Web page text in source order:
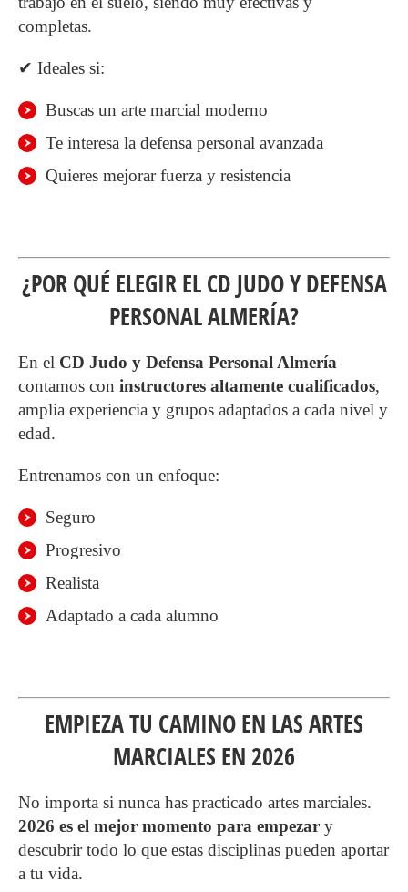
completas.
✔ Ideales si:
Buscas un arte marcial moderno
Te interesa la defensa personal avanzada
Quieres mejorar fuerza y resistencia
¿POR QUÉ ELEGIR EL CD JUDO Y DEFENSA
PERSONAL ALMERÍA?
En el CD Judo y Defensa Personal Almería
contamos con instructores altamente cualificados,
amplia experiencia y grupos adaptados a cada nivel y
edad.
Entrenamos con un enfoque:
Seguro
Progresivo
Realista
Adaptado a cada alumno
EMPIEZA TU CAMINO EN LAS ARTES
MARCIALES EN 2026
No importa si nunca has practicado artes marciales.
2026 es el mejor momento para empezar y
descubrir todo lo que estas disciplinas pueden aportar
a tu vida.